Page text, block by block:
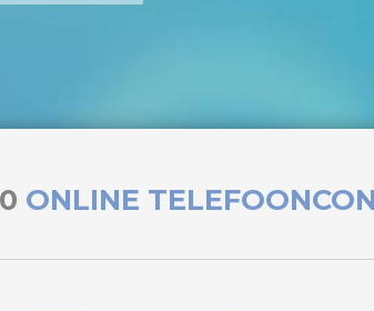
ONLINE